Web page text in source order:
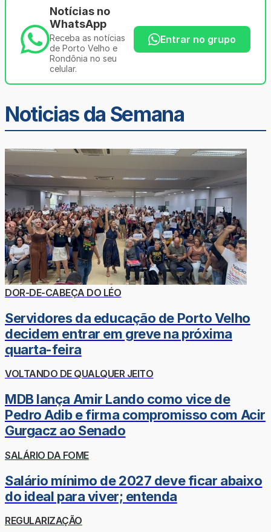
Notícias no
WhatsApp
Receba as notícias
de Porto Velho e
Rondônia no seu
celular.
Entrar no grupo
Noticias da Semana
DOR-DE-CABEÇA DO LÉO
Servidores da educação de Porto Velho
decidem entrar em greve na próxima
quarta-feira
VOLTANDO DE QUALQUER JEITO
MDB lança Amir Lando como vice de
Pedro Adib e firma compromisso com Acir
Gurgacz ao Senado
SALÁRIO DA FOME
Salário mínimo de 2027 deve ficar abaixo
do ideal para viver; entenda
REGULARIZAÇÃO